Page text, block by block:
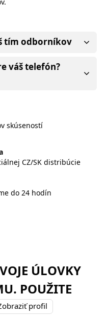
tím odborníkov
váš telefón?
skúseností
CZ/SK distribúcie
do 24 hodín
ÚLOVKY
POUŽITE
profil